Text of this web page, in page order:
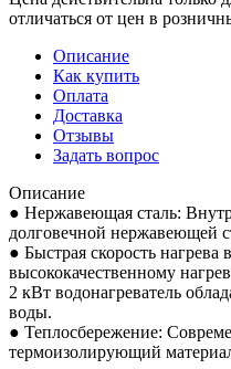
отличаться от цен в
Описание
Как купить
Оплата
Доставка
Отзывы
Задать вопрос
Описание
● Нержавеющая сталь:
долговечной нержавеющей
● Быстрая скорость нагрева
высококачественному
2 кВт водонагреватель
воды.
● Теплосбережение:
термоизолирующий